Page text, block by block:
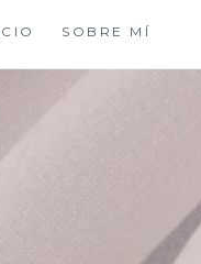
SOBRE MÍ